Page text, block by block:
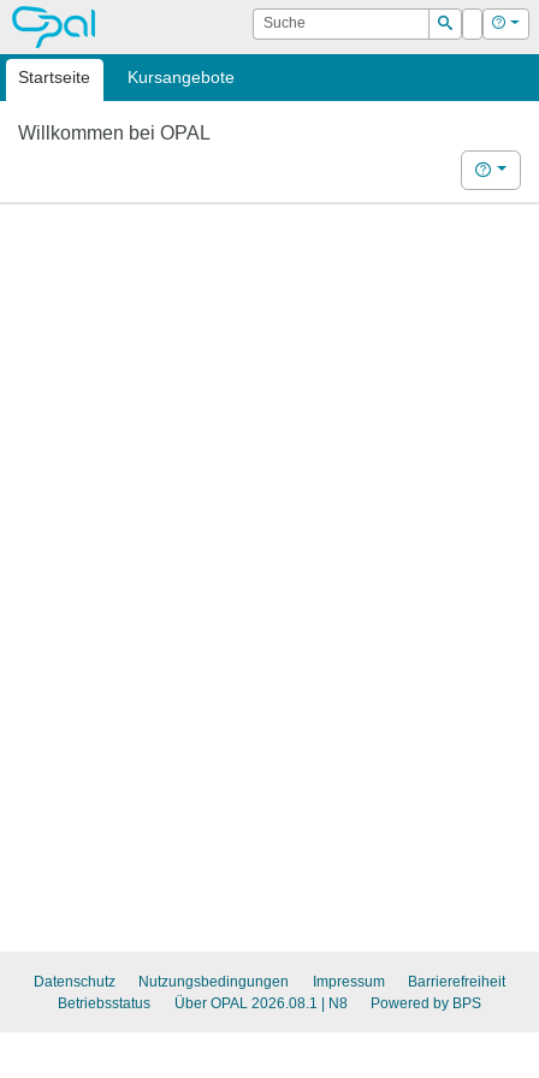
OPAL Suche
Suchen
Login Hilfe
Startseite Kursangebote
Willkommen bei OPAL
Hilfe
Datenschutz Nutzungsbedingungen Impressum
Barrierefreiheit
Betriebsstatus
Über OPAL 2026.08.1 | N8 Powered by BPS